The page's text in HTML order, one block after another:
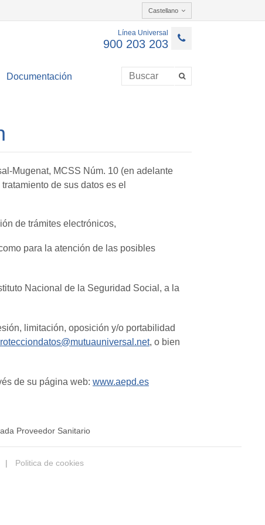
Castellano
Línea Universal
900 203 203
Documentación
Mugenat, MCSS Núm. 10 (en adelante
de sus datos es el
de trámites electrónicos,
para la atención de las posibles
Nacional de la Seguridad Social, a la
limitación, oposición y/o portabilidad
, o bien
de su página web: www.aepd.es
Proveedor Sanitario
|
Politica de cookies